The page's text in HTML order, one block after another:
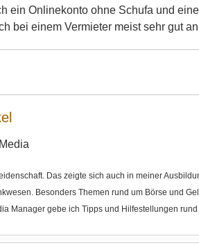
ein Onlinekonto ohne Schufa und
bei einem Vermieter meist sehr gut
Das zeigte sich auch in meiner
Besonders Themen rund um Börse und
Manager gebe ich Tipps und Hilfestellungen